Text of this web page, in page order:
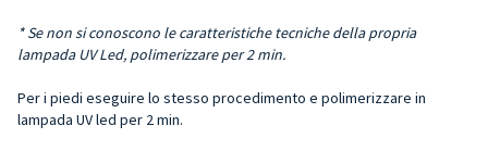
*Se non si conoscono le caratteristiche tecniche della propria
lampada UV Led, polimerizzare per 2 min.
Per i piedi eseguire lo stesso procedimento e polimerizzare in
lampada UV led per 2 min.